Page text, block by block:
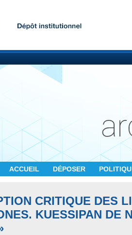
ACCUEIL DÉPOSER
CRITIQUE DES
KUESSIPAN DE